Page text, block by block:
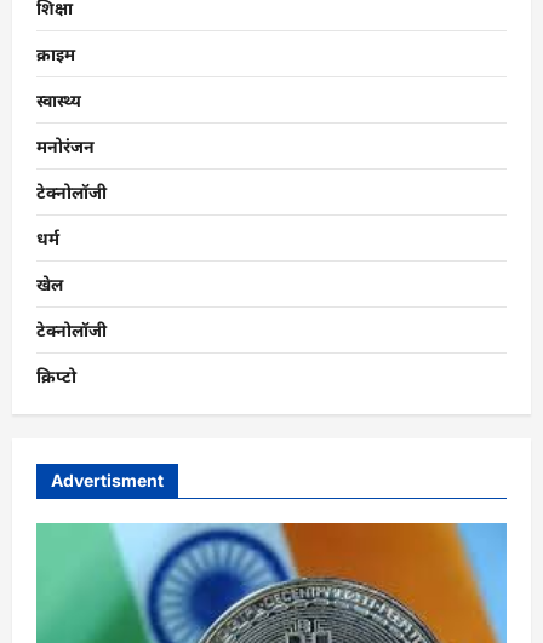
शिक्षा
क्राइम
स्वास्थ्य
मनोरंजन
टेक्नोलॉजी
धर्म
खेल
टेक्नोलॉजी
क्रिप्टो
Advertisment